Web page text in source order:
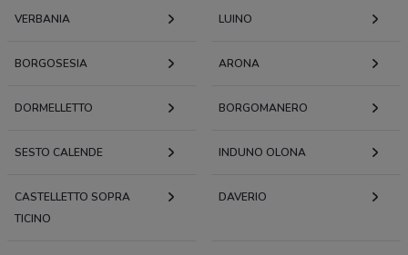
VERBANIA LUINO
BORGOSESIA ARONA
DORMELLETTO BORGOMANERO
SESTO CALENDE INDUNO OLONA
CASTELLETTO SOPRA
TICINO
DAVERIO